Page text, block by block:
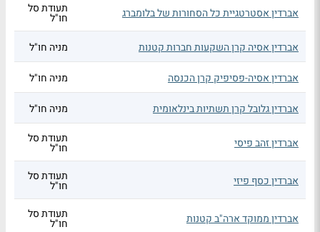
אברדין אסטרטגיית כל הסחורות של בלומברג תעודת סל
חו"ל
אברדין אסיה קרן השקעות חברות קטנות
מניה חו"ל
אברדין אסיה-פסיפיק קרן הכנסה מניה חו"ל
אברדין גלובל קרן תשתיות בינלאומית מניה חו"ל
אברדין זהב פיסי תעודת סל
חו"ל
אברדין כסף פיזי תעודת סל
חו"ל
אברדין ממוקד ארה"ב קטנות תעודת סל
חו"ל